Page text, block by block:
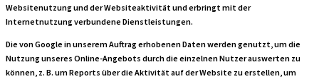
Websitenutzung und der Websiteaktivität und erbringt mit der
Internetnutzung verbundene Dienstleistungen.
Die von Google in unserem Auftrag erhobenen Daten werden genutzt, um die
Nutzung unseres Online-Angebots durch die einzelnen Nutzer auswerten zu
können, z. B. um Reports über die Aktivität auf der Website zu erstellen, um